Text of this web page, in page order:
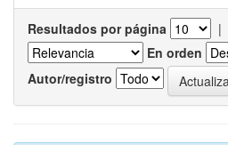
Resultados por página |
En orden
Autor/registro